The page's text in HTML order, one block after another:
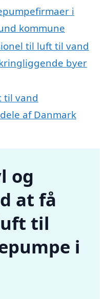
i
kommune
til luft til vand
byer
til vand
af Danmark
og
at få
til
i